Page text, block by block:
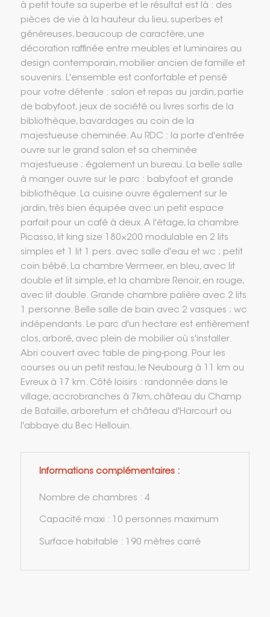
à petit toute sa superbe et le résultat est là : des
pièces de vie à la hauteur du lieu, superbes et
généreuses, beaucoup de caractère, une
décoration raffinée entre meubles et luminaires au
design contemporain, mobilier ancien de famille et
souvenirs. L'ensemble est confortable et pensé
pour votre détente : salon et repas au jardin, partie
de babyfoot, jeux de société ou livres sortis de la
bibliothèque, bavardages au coin de la
majestueuse cheminée. Au RDC : la porte d'entrée
ouvre sur le grand salon et sa cheminée
majestueuse ; également un bureau. La belle salle
à manger ouvre sur le parc : babyfoot et grande
bibliothèque. La cuisine ouvre également sur le
jardin, très bien équipée avec un petit espace
parfait pour un café à deux. A l'étage, la chambre
Picasso, lit king size 180×200 modulable en 2 lits
simples et 1 lit 1 pers. avec salle d'eau et wc ; petit
coin bébé. La chambre Vermeer, en bleu, avec lit
double et lit simple, et la chambre Renoir, en rouge,
avec lit double. Grande chambre palière avec 2 lits
1 personne. Belle salle de bain avec 2 vasques ; wc
indépendants. Le parc d'un hectare est entièrement
clos, arboré, avec plein de mobilier où s'installer.
Abri couvert avec table de ping-pong. Pour les
courses ou un petit restau, le Neubourg à 11 km ou
Evreux à 17 km. Côté loisirs : randonnée dans le
village, accrobranches à 7km, château du Champ
de Bataille, arboretum et château d'Harcourt ou
l'abbaye du Bec Hellouin.
Informations complémentaires :
Nombre de chambres : 4
Capacité maxi : 10 personnes maximum
Surface habitable : 190 mètres carré